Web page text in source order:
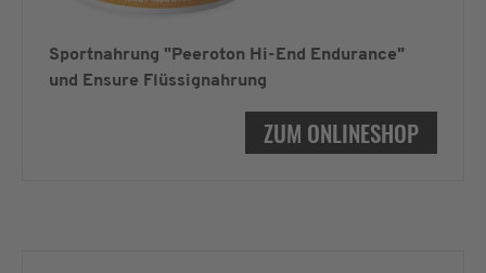
Sportnahrung "Peeroton Hi-End Endurance"
und Ensure Flüssignahrung
ZUM ONLINESHOP